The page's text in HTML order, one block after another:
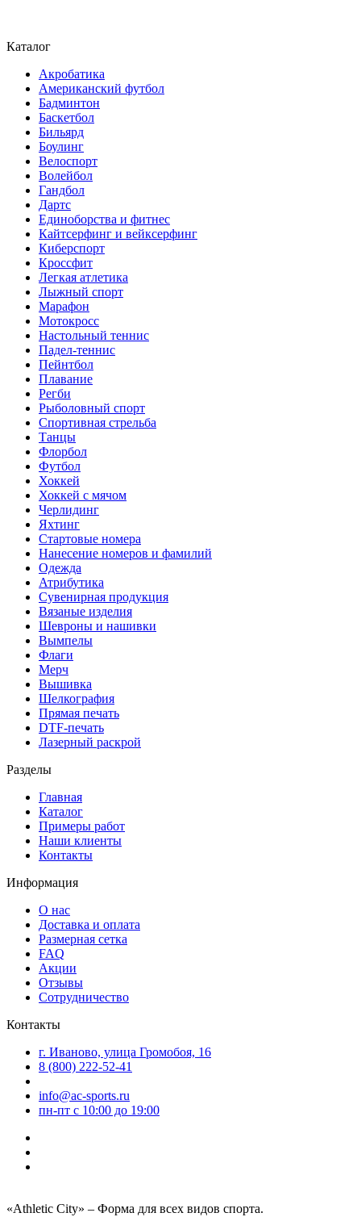
Каталог
Акробатика
Американский футбол
Бадминтон
Баскетбол
Бильярд
Боулинг
Велоспорт
Волейбол
Гандбол
Дартс
Единоборства и фитнес
Кайтсерфинг и вейксерфинг
Киберспорт
Кроссфит
Легкая атлетика
Лыжный спорт
Марафон
Мотокросс
Настольный теннис
Падел-теннис
Пейнтбол
Плавание
Регби
Рыболовный спорт
Спортивная стрельба
Танцы
Флорбол
Футбол
Хоккей
Хоккей с мячом
Черлидинг
Яхтинг
Стартовые номера
Нанесение номеров и фамилий
Одежда
Атрибутика
Сувенирная продукция
Вязаные изделия
Шевроны и нашивки
Вымпелы
Флаги
Мерч
Вышивка
Шелкография
Прямая печать
DTF-печать
Лазерный раскрой
Разделы
Главная
Каталог
Примеры работ
Наши клиенты
Контакты
Информация
О нас
Доставка и оплата
Размерная сетка
FAQ
Акции
Отзывы
Сотрудничество
Контакты
г. Иваново, улица Громобоя, 16
8 (800) 222-52-41
info@ac-sports.ru
пн-пт c 10:00 до 19:00
«Athletic City» – Форма для всех видов спорта.